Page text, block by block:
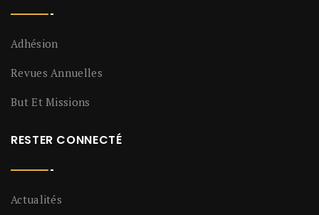
Adhésion
Revues Annuelles
But Et Missions
RESTER CONNECTÉ
Actualités